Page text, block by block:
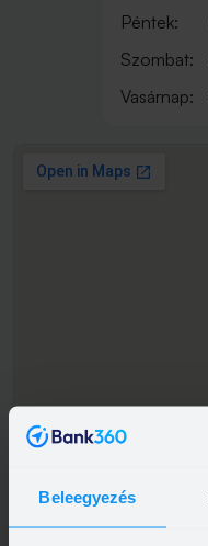
Beleegyezés
Péntek:
Szombat:
Vasárnap: